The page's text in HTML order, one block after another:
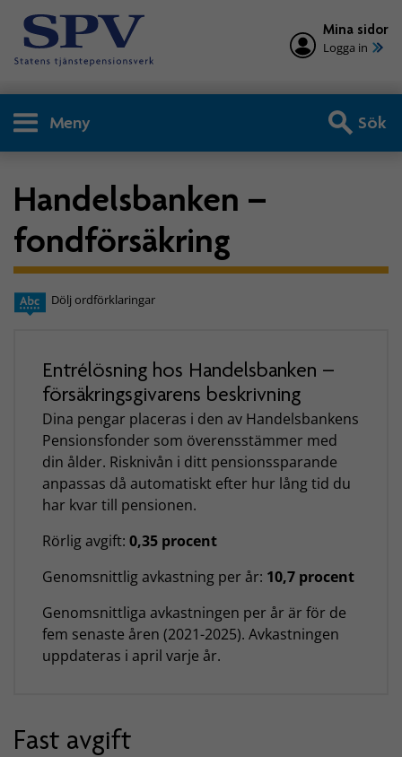
Mina sidor
Logga in
Meny Sök
Handelsbanken –
fondförsäkring
Dölj ordförklaringar
Entrélösning hos Handelsbanken –
försäkringsgivarens beskrivning
Dina pengar placeras i den av Handelsbankens
Pensionsfonder som överensstämmer med
din ålder. Risknivån i ditt pensionssparande
anpassas då automatiskt efter hur lång tid du
har kvar till pensionen.
Rörlig avgift: 0,35 procent
Genomsnittlig avkastning per år: 10,7 procent
Genomsnittliga avkastningen per år är för de
fem senaste åren (2021-2025). Avkastningen
uppdateras i april varje år.
Fast avgift